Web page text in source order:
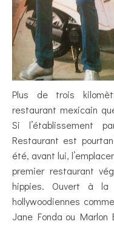
Plus de trois
restaurant mexicain
Si l’établissement
Restaurant est
été, avant lui,
premier restaurant
hippies. Ouvert à
hollywoodiennes
Jane Fonda ou Marlon